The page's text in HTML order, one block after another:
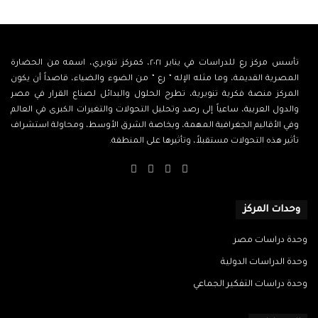
تأسس مركز رع للدراسات في يناير ٢٠٢١، كمركز تنويري، اسمه من الحضارة
المصرية القديمة، وما مثله الإله ” رع ” من الضوء والضياء، قاصداً أن يكون
المركز منصة فكرية تنويرية، تطرح الحلول والبدائل لصناع القرار في مصر
والدول العربية، ساعياً إلى رصد وتحليل التحولات والتغيرات الكبرى في العالم
وفي الأقاليم الجغرافية المهمة، وبخاصة الشرق الأوسط، ومحاولة استشراف
تأثير هذه التحولات مستقبلاً، وتأثيرها على المنطقة.
فيسبوك
‫X
‫YouTube
وحدات المركز
وحدة دراسات مصر
وحدة الدراسات الدولية
وحدة دراسات التفكير الجماعي